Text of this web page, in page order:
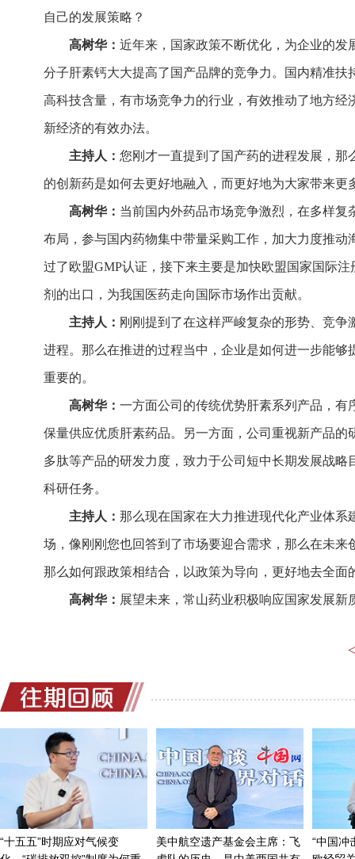
自己的发展策略？
高树华： 近年来，国家政策不断优化，为企业的
分子肝素钙大大提高了国产品牌的竞争力。国内精准
高科技含量，有市场竞争力的行业，有效推动了地方
新经济的有效办法。
主持人： 您刚才一直提到了国产药的进程发展，
的创新药是如何去更好地融入，而更好地为大家带来更
高树华： 当前国内外药品市场竞争激烈，在多样
布局，参与国内药物集中带量采购工作，加大力度推
过了欧盟GMP认证，接下来主要是加快欧盟国家国际
剂的出口，为我国医药走向国际市场作出贡献。
主持人： 刚刚提到了在这样严峻复杂的形势、竞
进程。那么在推进的过程当中，企业是如何进一步能
重要的。
高树华： 一方面公司的传统优势肝素系列产品，
保量供应优质肝素药品。另一方面，公司重视新产品
多肽等产品的研发力度，致力于公司短中长期发展战
科研任务。
主持人： 那么现在国家在大力推进现代化产业体
场，像刚刚您也回答到了市场要迎合需求，那么在未
那么如何跟政策相结合，以政策为导向，更好地去全面
高树华： 展望未来，常山药业积极响应国家发展
这也是在不断的去开辟新的赛道，从而
国家相关政策的推动下，您对未来有没有什么展望和期
高树华：当然，在目前国家给的一系列的优势政
场，加大常山发展的速度。因为这是常山所有公司内
针制剂进入欧美国际市场，让企业发展得更快。
主持人： 核心就是研发和面向更为广大的国际市
客《中国访谈》，带我们了解了这一专业领域内的相
高树华： 谢谢。